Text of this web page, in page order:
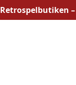
Retrospelbutiken